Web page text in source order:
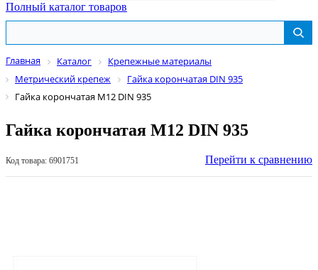
Полный каталог товаров
Главная Каталог
Крепежные материалы
Метрический крепеж
Гайка корончатая DIN 935
Гайка корончатая М12 DIN 935
Гайка корончатая М12 DIN 935
Код товара: 6901751 Перейти к сравнению